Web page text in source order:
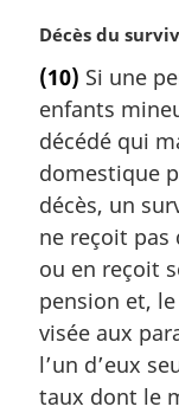
N
t
e
m
a
g
i
n
a
l
e
:
Décès du
(10) Si une
enfants
décédé qui
domestique
décès, un
ne reçoit pas
ou en reçoit
pension et,
visée aux
l’un d’eux
taux dont le